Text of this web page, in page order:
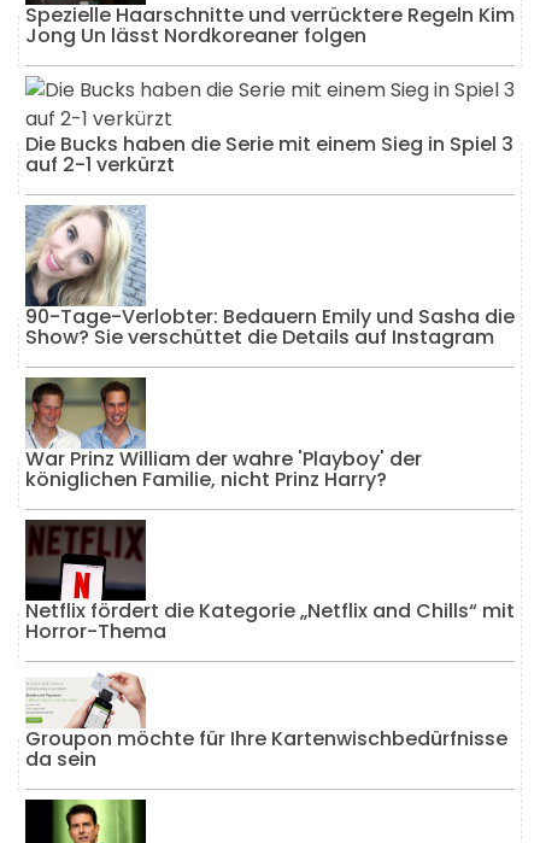
Spezielle Haarschnitte und verrücktere Regeln Kim
Jong Un lässt Nordkoreaner folgen
Die Bucks haben die Serie mit einem Sieg in Spiel 3
auf 2-1 verkürzt
90-Tage-Verlobter: Bedauern Emily und Sasha die
Show? Sie verschüttet die Details auf Instagram
War Prinz William der wahre 'Playboy' der
königlichen Familie, nicht Prinz Harry?
Netflix fördert die Kategorie „Netflix and Chills“ mit
Horror-Thema
Groupon möchte für Ihre Kartenwischbedürfnisse
da sein